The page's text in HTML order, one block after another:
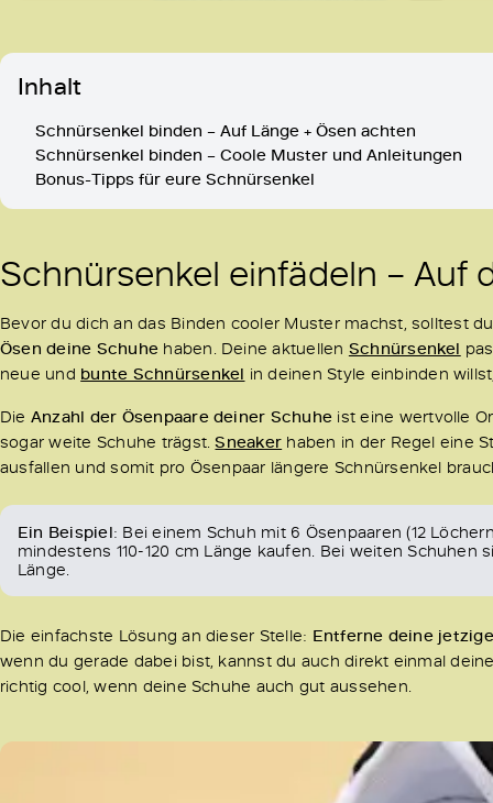
Inhalt
Schnürsenkel binden – Auf Länge + Ösen achten
Schnürsenkel binden – Coole Muster und Anleitungen
Bonus-Tipps für eure Schnürsenkel
Schnürsenkel einfädeln – Auf
Bevor du dich an das Binden cooler Muster machst, solltest
Ösen deine Schuhe haben. Deine aktuellen Schnürsenkel
neue und bunte Schnürsenkel in deinen Style einbinden
Die Anzahl der Ösenpaare deiner Schuhe ist eine wertvolle
sogar weite Schuhe trägst.Sneaker haben in der Regel eine
ausfallen und somit pro Ösenpaar längere Schnürsenkel
Ein Beispiel: Bei einem Schuh mit 6 Ösenpaaren (12
mindestens 110-120 cm Länge kaufen. Bei weiten
Länge.
Die einfachste Lösung an dieser Stelle: Entferne deine
wenn du gerade dabei bist, kannst du auch direkt einmal
richtig cool, wenn deine Schuhe auch gut aussehen.